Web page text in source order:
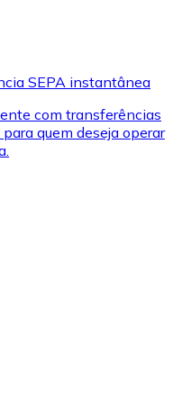
SEPA instantânea
com transferências
quem deseja operar